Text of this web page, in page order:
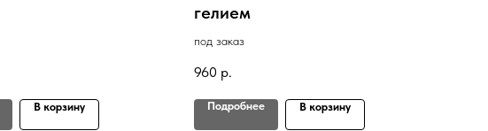
В корзину
гелием
под заказ
960 р.
Подробнее В корзину